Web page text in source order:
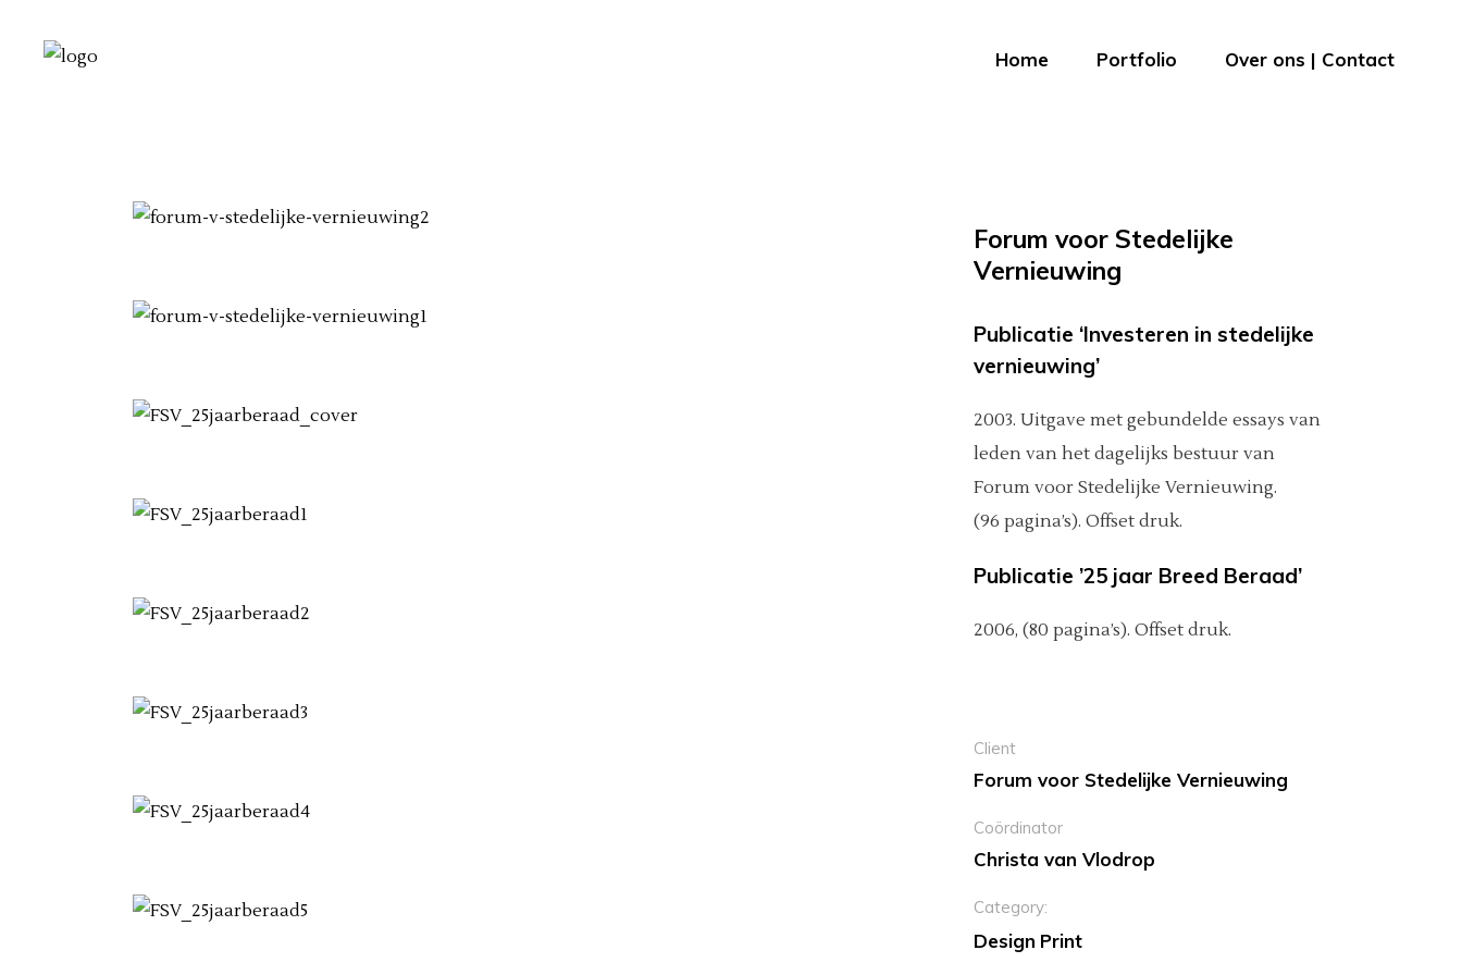
Home Portfolio Over ons | Contact
Forum voor Stedelijke
Vernieuwing
Publicatie ‘Investeren in stedelijke
vernieuwing’
2003. Uitgave met gebundelde essays van
leden van het dagelijks bestuur van
Forum voor Stedelijke Vernieuwing.
(96 pagina’s). Offset druk.
Publicatie ’25 jaar Breed Beraad’
2006, (80 pagina’s). Offset druk.
Client
Forum voor Stedelijke Vernieuwing
Coördinator
Christa van Vlodrop
Category:
Design Print